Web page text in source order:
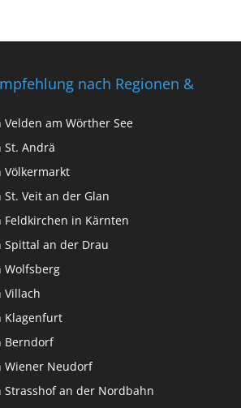
nach Regionen &
am Wörther See
Andrä
Veit an der Glan
in Kärnten
an der Drau
Wolfsberg
Villach
Klagenfurt
Berndorf
Wiener Neudorf
an der Nordbahn